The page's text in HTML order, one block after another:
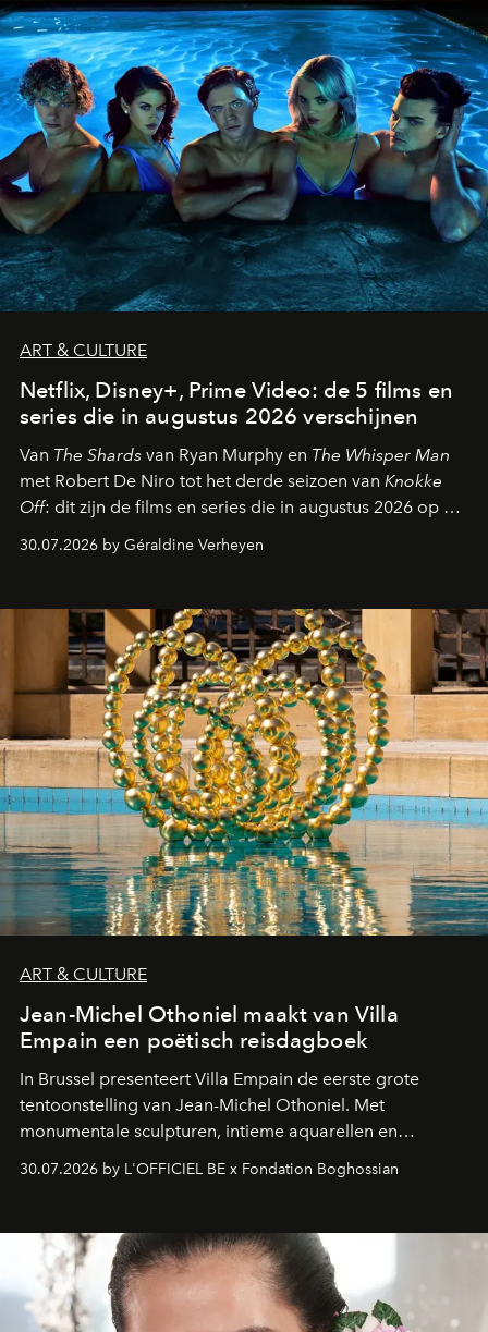
ART & CULTURE
Netflix, Disney+, Prime Video: de 5 films en
series die in augustus 2026 verschijnen
Van The Shards van Ryan Murphy en The Whisper Man
met Robert De Niro tot het derde seizoen van Knokke
Off: dit zijn de films en series die in augustus 2026 op de
30.07.2026 by Géraldine Verheyen
ART & CULTURE
Jean-Michel Othoniel maakt van Villa
Empain een poëtisch reisdagboek
In Brussel presenteert Villa Empain de eerste grote
tentoonstelling van Jean-Michel Othoniel. Met
monumentale sculpturen, intieme aquarellen en
een emotionele reis waarin elk werk de herinnering
moment van verwondering.
30.07.2026 by L'OFFICIEL BE x Fondation Boghossian